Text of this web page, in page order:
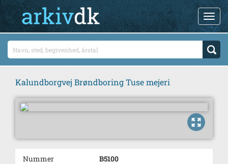
Kalundborgvej Brøndboring Tuse mejeri
Nummer
B5100